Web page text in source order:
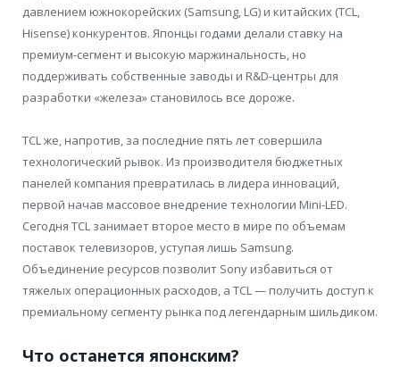
давлением южнокорейских (Samsung, LG) и китайских (TCL,
Hisense) конкурентов. Японцы годами делали ставку на
премиум-сегмент и высокую маржинальность, но
поддерживать собственные заводы и R&D-центры для
разработки «железа» становилось все дороже.
TCL же, напротив, за последние пять лет совершила
технологический рывок. Из производителя бюджетных
панелей компания превратилась в лидера инноваций,
первой начав массовое внедрение технологии Mini-LED.
Сегодня TCL занимает второе место в мире по объемам
поставок телевизоров, уступая лишь Samsung.
Объединение ресурсов позволит Sony избавиться от
тяжелых операционных расходов, а TCL — получить доступ к
премиальному сегменту рынка под легендарным шильдиком.
Что останется японским?